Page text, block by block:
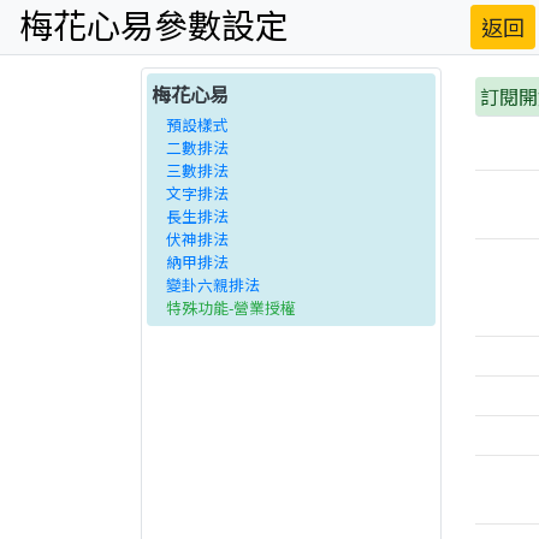
梅花心易參數設定 返回
梅花心易
預設樣式
二數排法
三數排法
文字排法
長生排法
伏神排法
納甲排法
變卦六親排法
特殊功能-營業授權
訂閱